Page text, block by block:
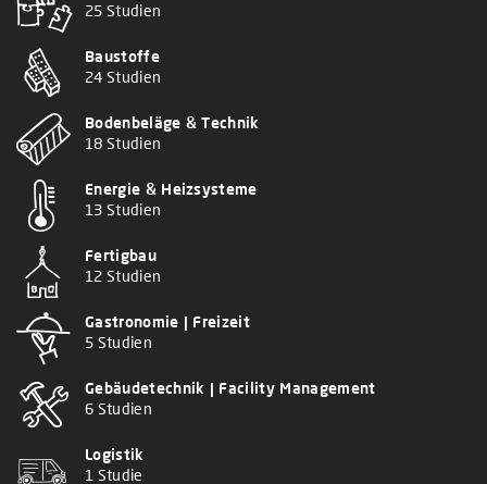
25 Studien
Baustoffe
24 Studien
Bodenbeläge & Technik
18 Studien
Energie & Heizsysteme
13 Studien
Fertigbau
12 Studien
Gastronomie | Freizeit
5 Studien
Gebäudetechnik | Facility Management
6 Studien
Logistik
1 Studie